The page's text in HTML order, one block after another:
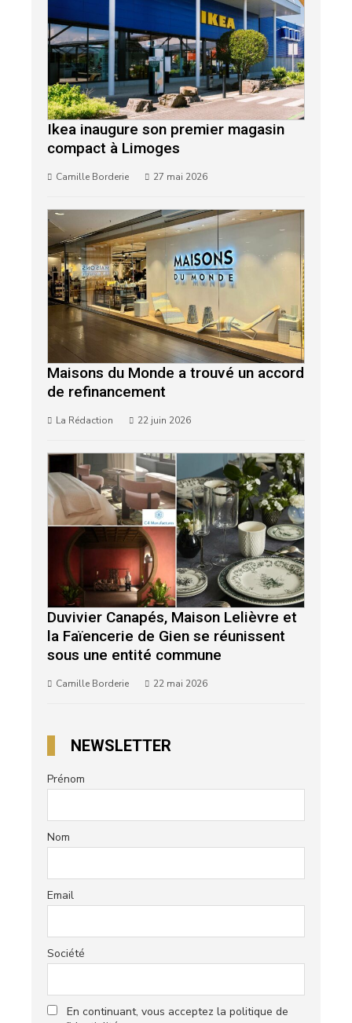
Ikea inaugure son premier magasin
compact à Limoges
Camille Borderie 27 mai 2026
Maisons du Monde a trouvé un accord
de refinancement
La Rédaction 22 juin 2026
Duvivier Canapés, Maison Lelièvre et
la Faïencerie de Gien se réunissent
sous une entité commune
Camille Borderie 22 mai 2026
NEWSLETTER
Prénom
Nom
Email
Société
En continuant, vous acceptez la politique de